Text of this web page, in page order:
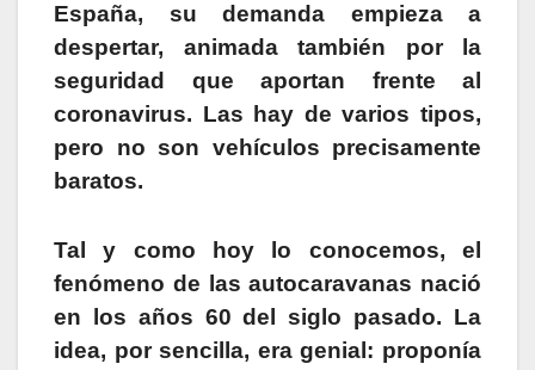
España, su demanda empieza a
despertar, animada también por la
seguridad que aportan frente al
coronavirus. Las hay de varios tipos,
pero no son vehículos precisamente
baratos.
Tal y como hoy lo conocemos, el
fenómeno de las autocaravanas nació
en los años 60 del siglo pasado. La
idea, por sencilla, era genial: proponía